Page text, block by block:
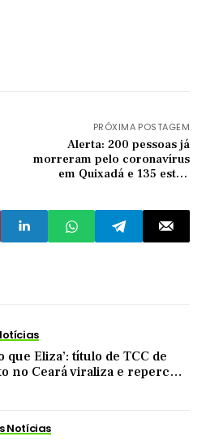
PRÓXIMA POSTAGEM
Alerta: 200 pessoas já
morreram pelo coronavírus
em Quixadá e 135 estão
que Eliza’: título de TCC de
no Ceará viraliza e repercute
Notícias